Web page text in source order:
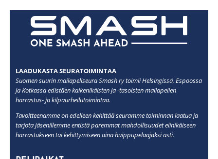
LAADUKASTA SEURATOIMINTAA
Suomen suurin mailapeliseura Smash ry toimii Helsingissä, Espoossa
ja Kotkassa edistäen kaikenikäisten ja -tasoisten mailapelien
harrastus- ja kilpaurheilutoimintaa.
Tavoitteenamme on edelleen kehittää seuramme toiminnan laatua ja
tarjota jäsenillemme entistä paremmat mahdollisuudet elinikäiseen
harrastukseen tai kehittymiseen aina huippupelaajaksi asti.